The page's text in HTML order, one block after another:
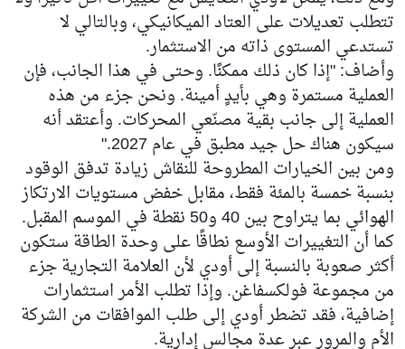
تتطلب تعديلات على العتاد الميكانيكي، وبالتالي لا
تستدعي المستوى ذاته من الاستثمار.
وأضاف: "إذا كان ذلك ممكنًا. وحتى في هذا الجانب، فإن
العملية مستمرة وهي بأيدٍ أمينة. ونحن جزء من هذه
العملية إلى جانب بقية مصنّعي المحركات. وأعتقد أنه
سيكون هناك حل جيد مطبق في عام 2027."
ومن بين الخيارات المطروحة للنقاش زيادة تدفق الوقود
بنسبة خمسة بالمئة فقط، مقابل خفض مستويات الارتكاز
الهوائي بما يتراوح بين 40 و50 نقطة في الموسم المقبل.
كما أن التغييرات الأوسع نطاقًا على وحدة الطاقة ستكون
أكثر صعوبة بالنسبة إلى أودي لأن العلامة التجارية جزء
من مجموعة فولكسفاغن. وإذا تطلب الأمر استثمارات
إضافية، فقد تضطر أودي إلى طلب الموافقات من الشركة
الأم والمرور عبر عدة مجالس إدارية.